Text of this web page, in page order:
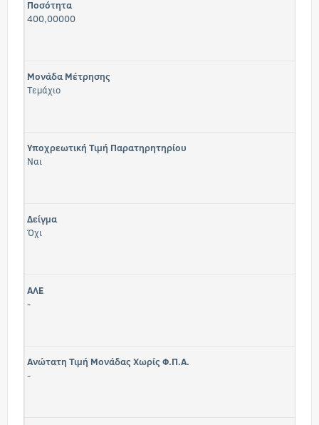
Ποσότητα
400,00000
Μονάδα Μέτρησης
Τεμάχιο
Υποχρεωτική Τιμή Παρατηρητηρίου
Ναι
Δείγμα
Όχι
ΑΛΕ
-
Ανώτατη Τιμή Μονάδας Χωρίς Φ.Π.Α.
-